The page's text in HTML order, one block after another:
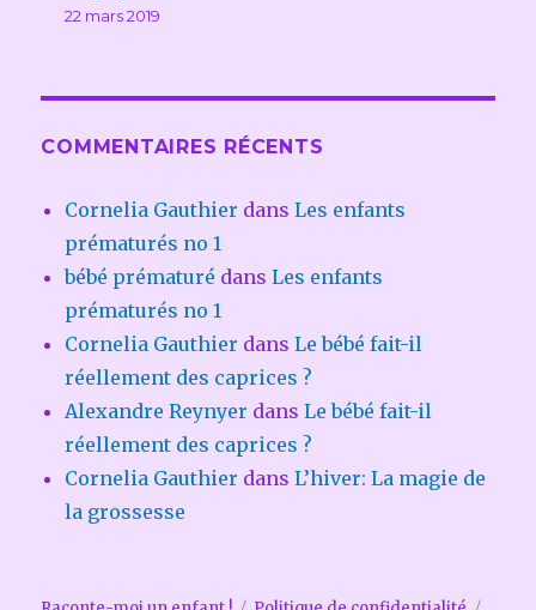
22 mars 2019
COMMENTAIRES RÉCENTS
Cornelia Gauthier dansLes enfants
prématurés no 1
bébé prématuré dansLes enfants
prématurés no 1
Cornelia Gauthier dansLe bébé fait-il
réellement des caprices ?
Alexandre Reynyer dansLe bébé fait-il
réellement des caprices ?
Cornelia Gauthier dansL’hiver: La magie de
la grossesse